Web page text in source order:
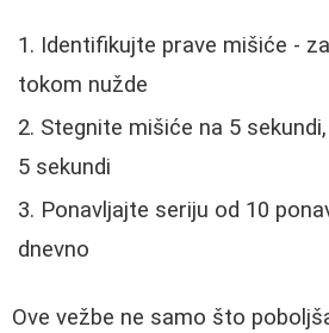
Identifikujte prave mišiće -
tokom nužde
Stegnite mišiće na 5
5 sekundi
Ponavljajte seriju od 10
dnevno
Ove vežbe ne samo što